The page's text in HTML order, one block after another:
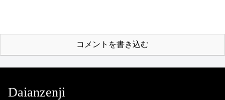
コメントを書き込む
Daianzenji